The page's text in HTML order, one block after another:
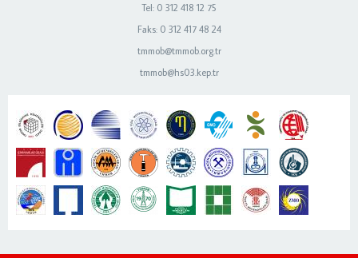
Tel: 0 312 418 12 75
Faks: 0 312 417 48 24
tmmob@tmmob.org.tr
tmmob@hs03.kep.tr